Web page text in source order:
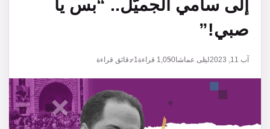
إلى سامي الجميّل.. “بس يا
صبي!”
آب 11, 2023 ليلى عماشا1,050 قراءة1 دقائق قراءة